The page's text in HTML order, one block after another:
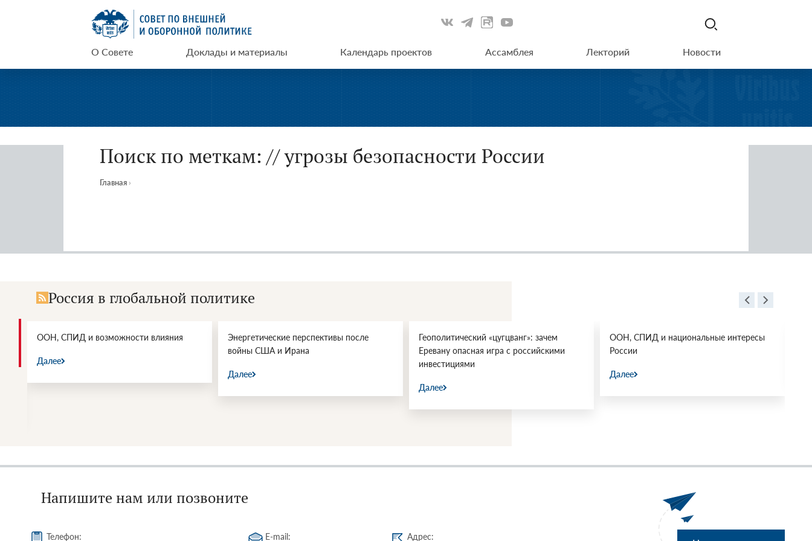
СВОП
О Совете Доклады и материалы Календарь проектов Ассамблея Лекторий Новости
Поиск по меткам: // угрозы безопасности России
Главная ›
Россия в глобальной политике
ООН, СПИД и возможности влияния
Далее
Энергетические перспективы после
войны США и Ирана
Далее
Геополитический «цугцванг»: зачем
Еревану опасная игра с российскими
инвестициями
Далее
ООН, СПИД и национальные интересы
России
Далее
Напишите нам или позвоните
Телефон: E-mail: Адрес: